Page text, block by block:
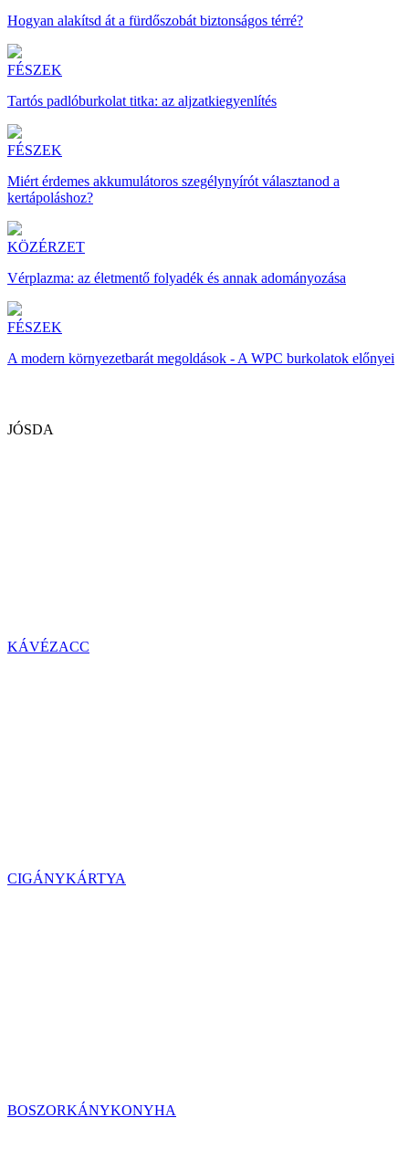
Hogyan alakítsd át a fürdőszobát biztonságos térré?
FÉSZEK
Tartós padlóburkolat titka: az aljzatkiegyenlítés
FÉSZEK
Miért érdemes akkumulátoros szegélynyírót választanod a
kertápoláshoz?
KÖZÉRZET
Vérplazma: az életmentő folyadék és annak adományozása
FÉSZEK
A modern környezetbarát megoldások - A WPC burkolatok előnyei
JÓSDA
KÁVÉZACC
CIGÁNYKÁRTYA
BOSZORKÁNYKONYHA